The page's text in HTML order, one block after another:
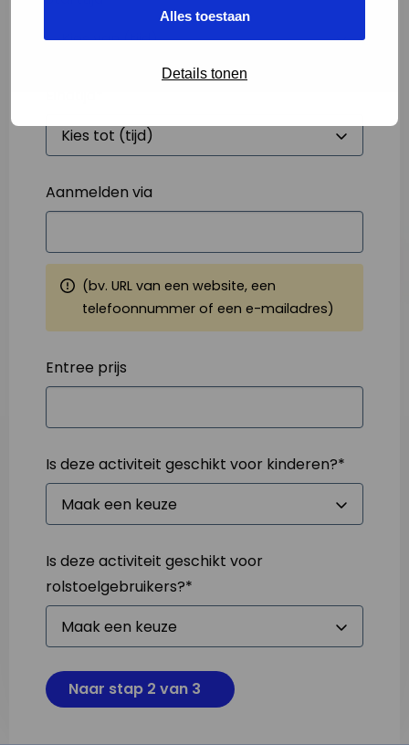
Alles toestaan
Details tonen
Aanmelden via
(bv. URL van een website, een
telefoonnummer of een e-mailadres)
Entree prijs
Is deze activiteit geschikt voor kinderen?*
Is deze activiteit geschikt voor
rolstoelgebruikers?*